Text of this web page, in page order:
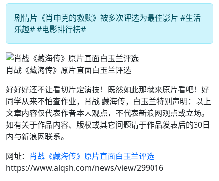
剧情片《肖申克的救赎》被多次评选为最佳影片 #生活
乐趣# #电影排行榜#
肖战《藏海传》原片直面白玉兰评选
好好好还不让看切片定演技！既然如此那就来原片看吧！好
同学从来不怕查作业，肖战 藏海传，白玉兰特别声明：以上
文章内容仅代表作者本人观点，不代表新浪网观点或立场。
如有关于作品内容、版权或其它问题请于作品发表后的30日
内与新浪网联系。
网址： 肖战《藏海传》原片直面白玉兰评选
https://www.alqsh.com/news/view/299016